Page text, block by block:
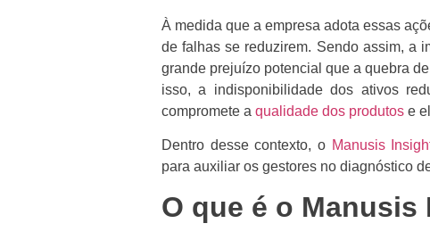
À medida que a empresa adota essas
de falhas se reduzirem. Sendo assim, a
grande prejuízo potencial que a quebra
isso, a indisponibilidade dos ativos
compromete a qualidade dos produtos e
Dentro desse contexto, o Manusis
para auxiliar os gestores no diagnóstico
O que é o Manusis